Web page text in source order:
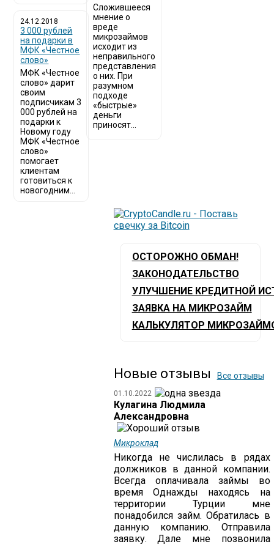
24.12.2018
3 000 рублей
на подарки в
МФК «Честное
слово»
МФК «Честное
слово» дарит
своим
подписчикам 3
000 рублей на
подарки к
Новому году
МФК «Честное
слово»
помогает
клиентам
готовиться к
новогодним...
Сложившееся
мнение о
вреде
микрозаймов
исходит из
неправильного
представления
о них. При
разумном
подходе
«быстрые»
деньги
приносят...
ОСТОРОЖНО ОБМАН!
ЗАКОНОДАТЕЛЬСТВО
УЛУЧШЕНИЕ КРЕДИТНОЙ
ЗАЯВКА НА МИКРОЗАЙМ
КАЛЬКУЛЯТОР
Новые отзывы Все отзывы
01.10.2022
Кулагина Людмила
Александровна
Микроклад
Никогда не числилась в рядах
должников в данной компании.
Всегда оплачивала займы во
время Однажды находясь на
территории Турции мне
понадобился займ. Обратилась в
данную компанию. Отправила
заявку. Дале мне позвонила